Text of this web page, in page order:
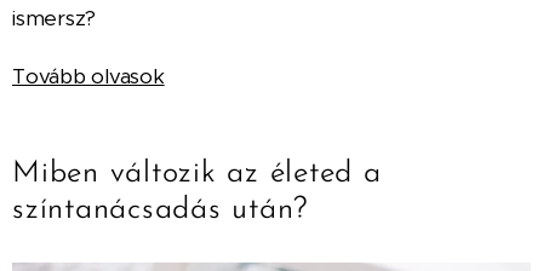
ismersz?
Tovább olvasok
Miben változik az életed a
színtanácsadás után?